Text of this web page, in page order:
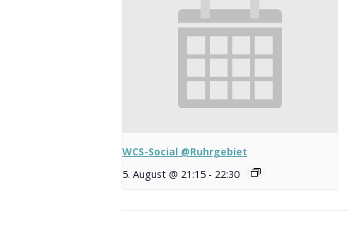
WCS-Social @Ruhrgebiet
5. August @ 21:15 - 22:30